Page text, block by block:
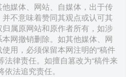
媒体、网站、自媒体，出于传
不意味着赞同其观点或认可其
属原网站和原作者所有，如涉
网撤销删除。如其他媒体、网
用，必须保留本网注明的“稿件
法律责任。如擅自篡改为“稿件来
法追究责任。